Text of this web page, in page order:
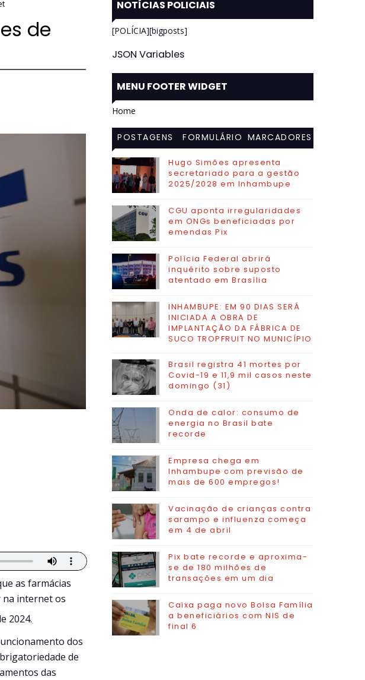
de
as farmácias
na internet os
2024.
dos
de
das
NOTÍCIAS POLICIAIS
[POLÍCIA][bigposts]
JSON Variables
MENU FOOTER WIDGET
Home
POSTAGENS
MAIS
VISITADAS
FORMULÁRIO MARCADORES
Hugo Simões apresenta
secretariado para a gestão
2025/2028 em Inhambupe
CGU aponta irregularidades
em ONGs beneficiadas por
emendas Pix
Polícia Federal abrirá
inquérito sobre suposto
atentado em Brasília
INHAMBUPE: EM 90 DIAS SERÁ
INICIADA A OBRA DE
IMPLANTAÇÃO DA FÁBRICA DE
SUCO TROPFRUIT NO MUNICÍPIO
Brasil registra 41 mortes por
Covid-19 e 11,9 mil casos neste
domingo (31)
Onda de calor: consumo de
energia no Brasil bate
recorde
Empresa chega em
Inhambupe com previsão de
mais de 600 empregos!
Vacinação de crianças contra
sarampo e influenza começa
em 4 de abril
Pix bate recorde e aproxima-
se de 180 milhões de
transações em um dia
Caixa paga novo Bolsa Família
a beneficiários com NIS de
final 6